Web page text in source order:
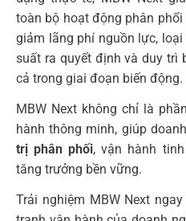
phút và bắt đầu hành trình
quả.
Đăng ký Demo
MBW Next
& nhận tư vấn chuyên
sâu 1-1 miễn phí với đội
ngũ chuyên gia
NGAY